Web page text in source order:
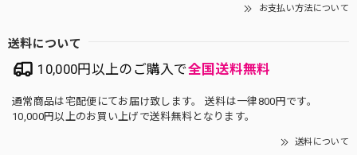
お支払い方法について
送料について
10,000円以上のご購入で全国送料無料
通常商品は宅配便にてお届け致します。 送料は一律800円です。
10,000円以上のお買い上げで送料無料となります。
送料について